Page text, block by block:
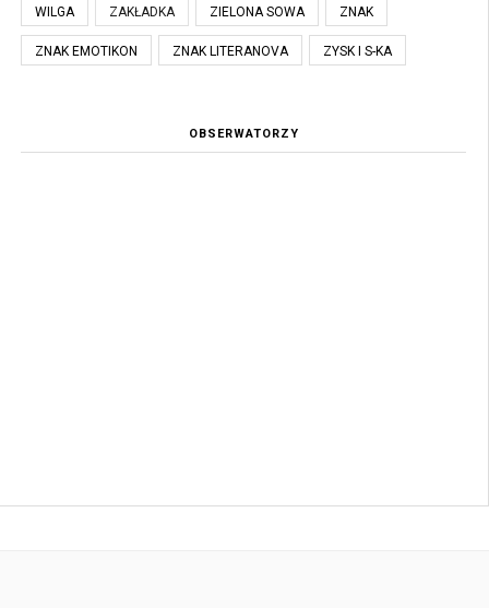
WILGA ZAKŁADKA ZIELONA SOWA ZNAK
ZNAK EMOTIKON ZNAK LITERANOVA ZYSK I S-KA
OBSERWATORZY